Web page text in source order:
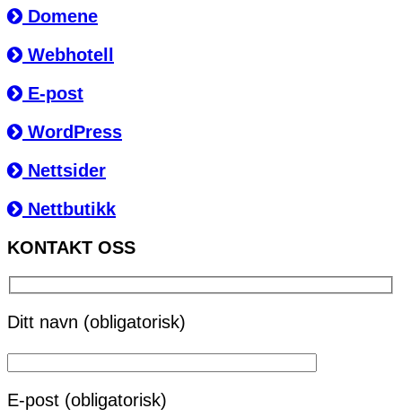
Domene
Webhotell
E-post
WordPress
Nettsider
Nettbutikk
KONTAKT OSS
Ditt navn (obligatorisk)
E-post (obligatorisk)